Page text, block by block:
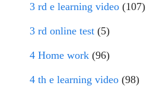
3 rd e learning video (107)
3 rd online test (5)
4 Home work (96)
4 th e learning video (98)